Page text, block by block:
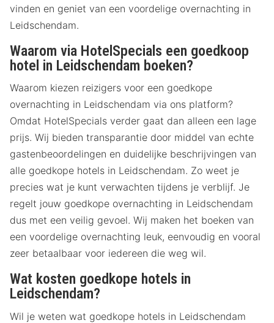
vinden en geniet van een voordelige overnachting in
Leidschendam.
Waarom via HotelSpecials een goedkoop
hotel in Leidschendam boeken?
Waarom kiezen reizigers voor een goedkope
overnachting in Leidschendam via ons platform?
Omdat HotelSpecials verder gaat dan alleen een lage
prijs. Wij bieden transparantie door middel van echte
gastenbeoordelingen en duidelijke beschrijvingen van
alle goedkope hotels in Leidschendam. Zo weet je
precies wat je kunt verwachten tijdens je verblijf. Je
regelt jouw goedkope overnachting in Leidschendam
dus met een veilig gevoel. Wij maken het boeken van
een voordelige overnachting leuk, eenvoudig en vooral
zeer betaalbaar voor iedereen die weg wil.
Wat kosten goedkope hotels in
Leidschendam?
Wil je weten wat goedkope hotels in Leidschendam